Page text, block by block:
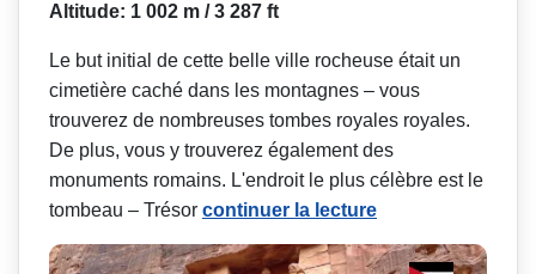
Altitude: 1 002 m / 3 287 ft
Le but initial de cette belle ville rocheuse était un
cimetière caché dans les montagnes – vous
trouverez de nombreuses tombes royales royales.
De plus, vous y trouverez également des
monuments romains. L'endroit le plus célèbre est le
tombeau – Trésor continuer la lecture